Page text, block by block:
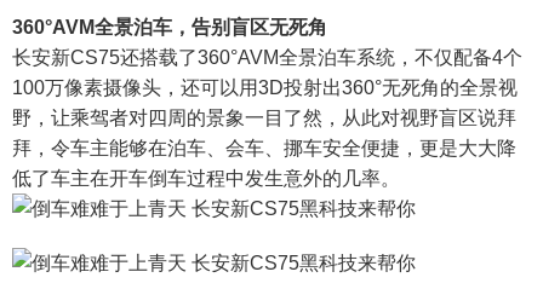
360°AVM全景泊车，告别盲区无死角
长安新CS75还搭载了360°AVM全景泊车系统，不仅配备4个
100万像素摄像头，还可以用3D投射出360°无死角的全景视
野，让乘驾者对四周的景象一目了然，从此对视野盲区说拜
拜，令车主能够在泊车、会车、挪车安全便捷，更是大大降
低了车主在开车倒车过程中发生意外的几率。